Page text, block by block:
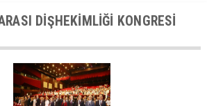
DİŞHEKİMLİĞİ KONGRESİ